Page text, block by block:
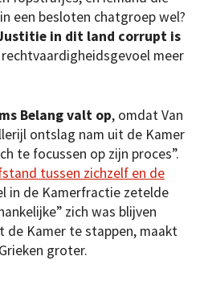
een besloten chatgroep wel?
in dit land corrupt is
meer
Belang valt op, omdat Van
ontslag nam uit de Kamer
te focussen op zijn proces”.
tussen zichzelf en de
in de Kamerfractie zetelde
zich was blijven
de Kamer te stappen, maakt
groter.